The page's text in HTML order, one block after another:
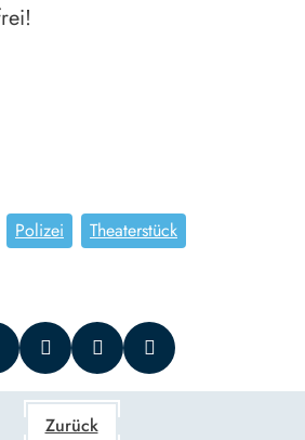
Polizei
Theaterstück
Zurück